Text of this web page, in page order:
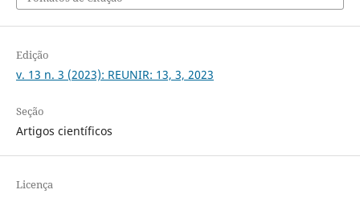
Edição
v. 13 n. 3 (2023): REUNIR: 13, 3, 2023
Seção
Artigos científicos
Licença